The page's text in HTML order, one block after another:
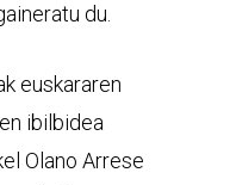
du.
euskararen
ibilbidea
Olano Arrese